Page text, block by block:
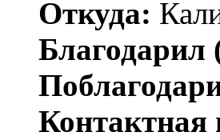
Откуда:
Благодарил